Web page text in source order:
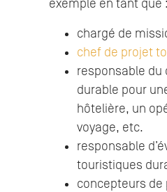
exemple en tant que :
chargé de
chef de projet
responsable
durable pour
hôtelière, un
voyage, etc.
responsable
touristiques
concepteurs de